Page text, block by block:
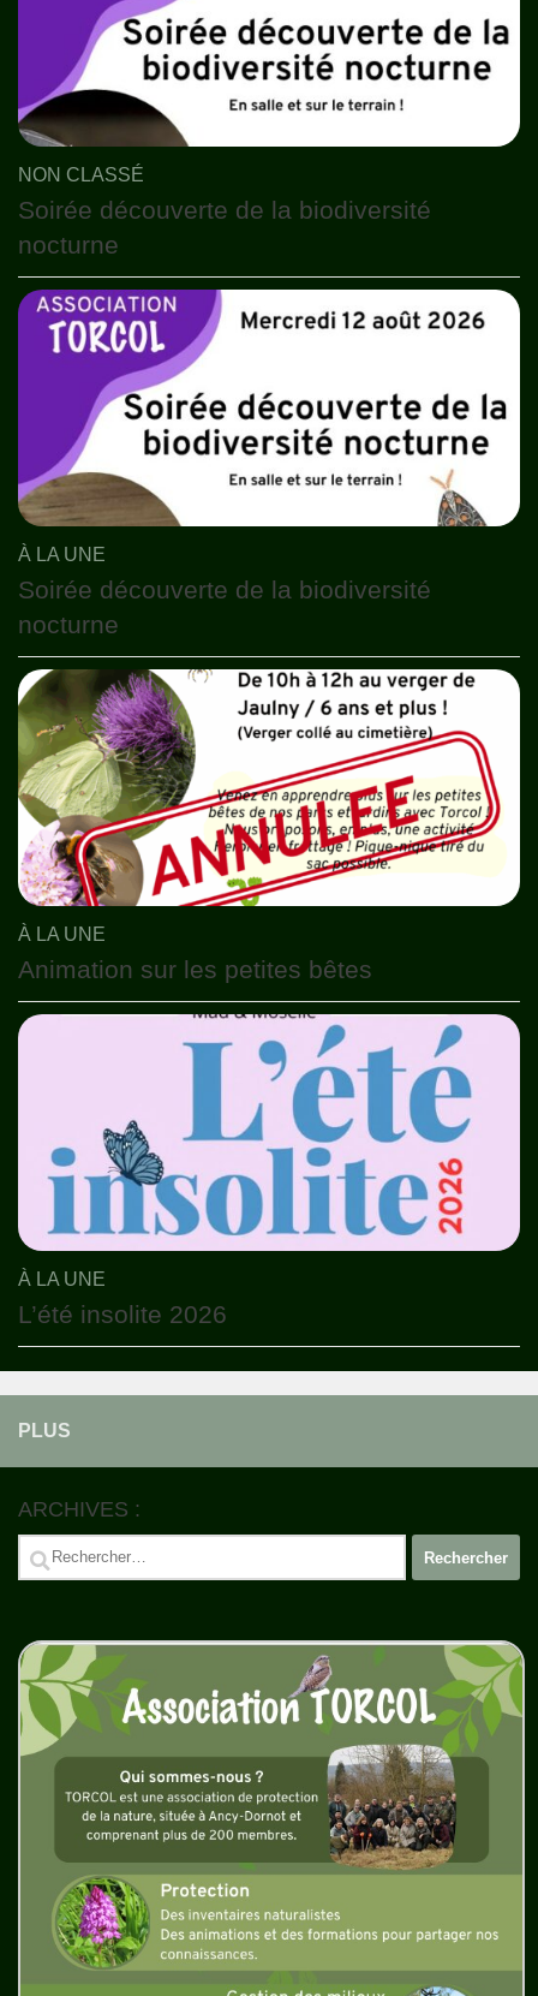
NON CLASSÉ
Soirée découverte de la biodiversité
nocturne
À LA UNE
Soirée découverte de la biodiversité
nocturne
À LA UNE
Animation sur les petites bêtes
À LA UNE
L’été insolite 2026
PLUS
ARCHIVES :
Rechercher :